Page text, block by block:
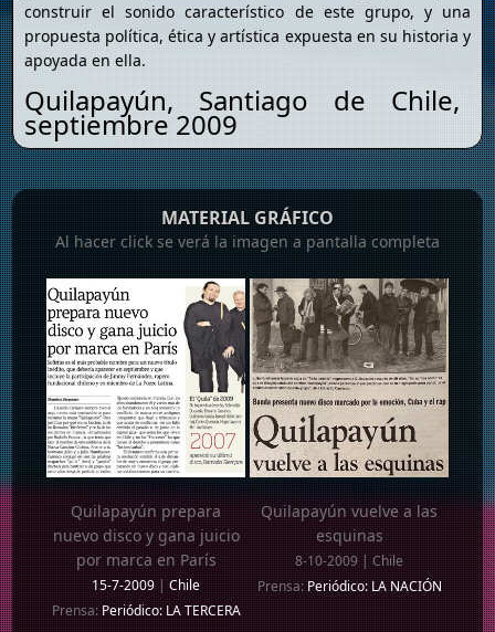
construir el sonido característico de este grupo, y una
propuesta política, ética y artística expuesta en su historia y
apoyada en ella.
Quilapayún, Santiago de Chile,
septiembre 2009
MATERIAL GRÁFICO
Al hacer click se verá la imagen a pantalla completa
Quilapayún prepara
nuevo disco y gana juicio
por marca en París
15-7-2009|Chile
Prensa:Periódico: LA TERCERA
Quilapayún vuelve a las
esquinas
8-10-2009 | Chile
Prensa:Periódico: LA NACIÓN